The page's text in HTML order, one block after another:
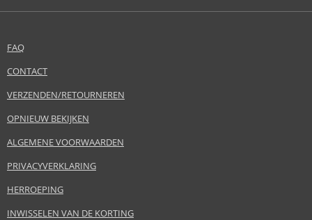
FAQ
CONTACT
VERZENDEN/RETOURNEREN
OPNIEUW BEKIJKEN
ALGEMENE VOORWAARDEN
PRIVACYVERKLARING
HERROEPING
INWISSELEN VAN DE KORTING